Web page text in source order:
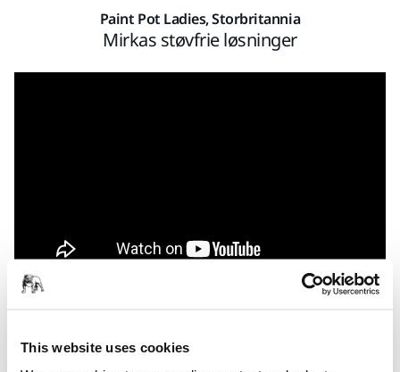
This website uses cookies
Paint Pot Ladies, Storbritannia
Mirkas støvfrie løsninger
penger. Sarah Hillberg fra Paint Pot Ladies fortalte oss hva